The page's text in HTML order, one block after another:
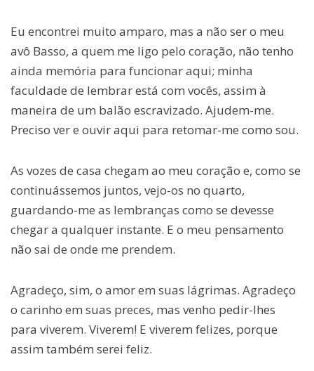
Eu encontrei muito amparo, mas a não ser o meu
avô Basso, a quem me ligo pelo coração, não tenho
ainda memória para funcionar aqui; minha
faculdade de lembrar está com vocês, assim à
maneira de um balão escravizado. Ajudem-me.
Preciso ver e ouvir aqui para retomar-me como sou.
As vozes de casa chegam ao meu coração e, como se
continuássemos juntos, vejo-os no quarto,
guardando-me as lembranças como se devesse
chegar a qualquer instante. E o meu pensamento
não sai de onde me prendem.
Agradeço, sim, o amor em suas lágrimas. Agradeço
o carinho em suas preces, mas venho pedir-lhes
para viverem. Viverem! E viverem felizes, porque
assim também serei feliz.